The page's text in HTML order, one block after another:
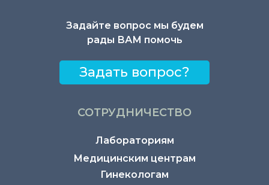
Задайте вопрос мы будем
рады ВАМ помочь
СОТРУДНИЧЕСТВО
Лабораториям
Медицинским центрам
Гинекологам
Задать вопрос?